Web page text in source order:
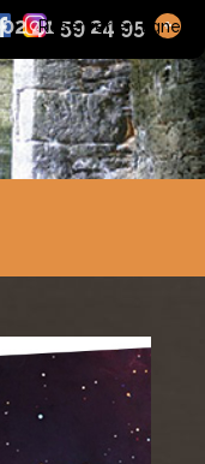
02 41 59 24 95 +
Réserver en ligne